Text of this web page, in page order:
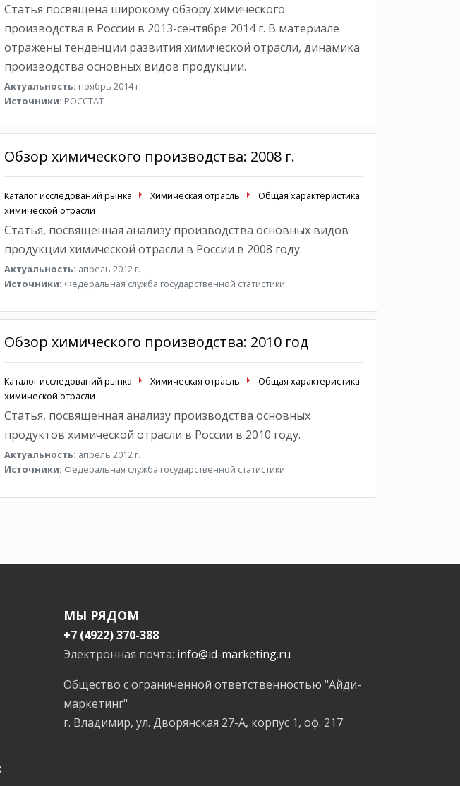
Статья посвящена широкому обзору химического
производства в России в 2013-сентябре 2014 г. В материале
отражены тенденции развития химической отрасли, динамика
производства основных видов продукции.
Актуальность: ноябрь 2014 г.
Источники: РОССТАТ
Обзор химического производства: 2008 г.
Каталог исследований рынка Химическая отрасль
Общая характеристика
химической отрасли
Статья, посвященная анализу производства основных видов
продукции химической отрасли в России в 2008 году.
Актуальность: апрель 2012 г.
Источники: Федеральная служба государственной статистики
Обзор химического производства: 2010 год
Каталог исследований рынка Химическая отрасль
Общая характеристика
химической отрасли
Статья, посвященная анализу производства основных
продуктов химической отрасли в России в 2010 году.
Актуальность: апрель 2012 г.
Источники: Федеральная служба государственной статистики
МЫ РЯДОМ
+7 (4922) 370-388
Электронная почта: info@id-marketing.ru
Общество с ограниченной ответственностью "Айди-
маркетинг"
г. Владимир, ул. Дворянская 27-А, корпус 1, оф. 217